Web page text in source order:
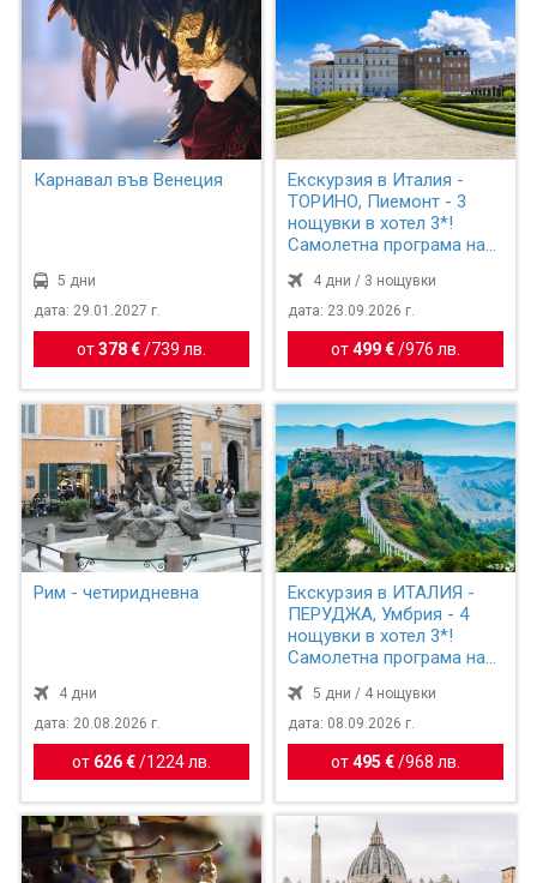
Карнавал във Венеция
5 дни
дата: 29.01.2027 г.
от378 € / 739 лв.
Екскурзия в Италия -
ТОРИНО, Пиемонт - 3
нощувки в хотел 3*!
Самолетна програма на
4 дни / 3 нощувки
дата: 23.09.2026 г.
от499 €/976 лв.
Рим - четиридневна
4 дни
дата: 20.08.2026 г.
от 626 € / 1224 лв.
Екскурзия в ИТАЛИЯ -
ПЕРУДЖА, Умбрия - 4
нощувки в хотел 3*!
Самолетна програма на
5 дни / 4 нощувки
дата: 08.09.2026 г.
от495 €/968 лв.